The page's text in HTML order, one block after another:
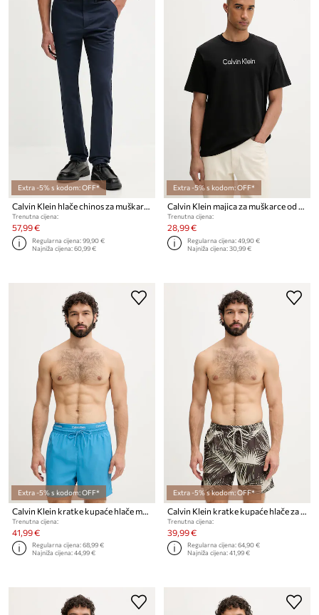
Extra -5% s kodom: OFF*
Calvin Klein hlače chinos za muškarce od pamuka s elastanom
Trenutna cijena:
57,99 €
Regularna cijena:99,90 €
Najniža cijena:60,99 €
Extra -5% s kodom: OFF*
Calvin Klein majica za muškarce od pamuka
Trenutna cijena:
28,99 €
Regularna cijena:49,90 €
Najniža cijena:30,99 €
Extra -5% s kodom: OFF*
Trenutna cijena:
41,99 €
Regularna cijena:68,99 €
Najniža cijena:44,99 €
Extra -5% s kodom: OFF*
Trenutna cijena:
39,99 €
Regularna cijena:64,90 €
Najniža cijena:41,99 €